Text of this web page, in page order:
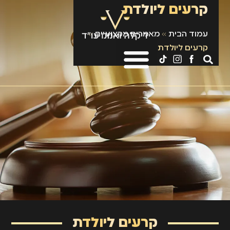
קרעים ליולדת
עמוד הבית» מאמרים מקצועיים»
קרעים ליולדת
קרעים ליולדת